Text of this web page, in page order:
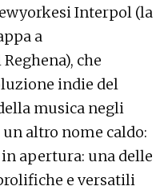
Interpol (la
a
che
indie del
musica negli
altro nome caldo:
apertura: una delle
e versatili